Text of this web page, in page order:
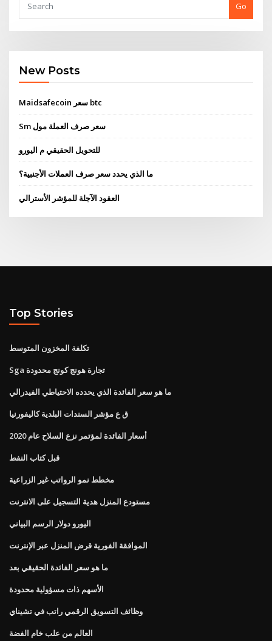
Go
New Posts
Maidsafecoin سعر btc
Sm سعر صرف العملة مول
للتحويل الحقيقي م اليورو
ما الذي يحدد سعر صرف العملات الأجنبية؟
العقود الآجلة للمؤشر الأسترالي
Top Stories
تكلفة المخزون المتوسط
Sga تجارة هونج كونج محدودة
ما هو سعر الفائدة الذي يحدده الاحتياطي الفيدرالي
ق ع مؤشر السندات البلدية كاليفورنيا
أسعار الفائدة لمؤتمر نزع السلاح عام 2020
قبل كتاب النفط
مخطط نمو الرواتب غير الزراعية
مستودع المنزل هدية التسجيل على الانترنت
اليورو دولار الرسم البياني
الموافقة الفورية قرض المنزل عبر الإنترنت
ما هو سعر الفائدة الحقيقي بعد
الأسهم ذات مسؤولية محدودة
وظائف التسويق الرقمي راتب في تشيناي
العالم من علب خام الفضة